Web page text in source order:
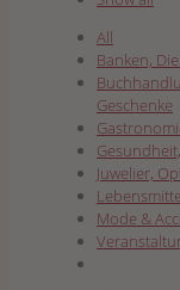
All
Banken,
Geschenke
Juwelier,
Mode &